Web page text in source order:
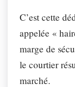
C’est cette
appelée «
marge de
le courtier
marché.